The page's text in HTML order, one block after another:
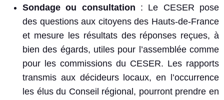
Sondage ou consultation : Le CESER pose
des questions aux citoyens des Hauts-de-France
et mesure les résultats des réponses reçues, à
bien des égards, utiles pour l’assemblée comme
pour les commissions du CESER. Les rapports
transmis aux décideurs locaux, en l’occurrence
les élus du Conseil régional, pourront prendre en